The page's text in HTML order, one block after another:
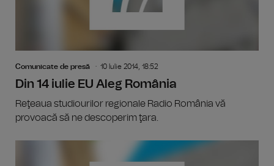
Comunicate de presă 10 Iulie 2014, 18:52
Din 14 iulie EU Aleg România
Reţeaua studiourilor regionale Radio România vă
provoacă să ne descoperim ţara.